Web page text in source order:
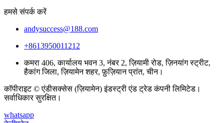
हमसे संपर्क करें
andysuccess@188.com
+8613950011212
कमरा 406, कार्यालय भवन 3, नंबर 2, ज़ियामी रोड, ज़िनयांग स्ट्रीट,
हैकांग जिला, ज़ियामेन शहर, फ़ुज़ियान प्रांत, चीन।
कॉपीराइट © एंडीसक्सेस (ज़ियामेन) इंडस्ट्री एंड ट्रेड कंपनी लिमिटेड।
सर्वाधिकार सुरक्षित।
whatsapp